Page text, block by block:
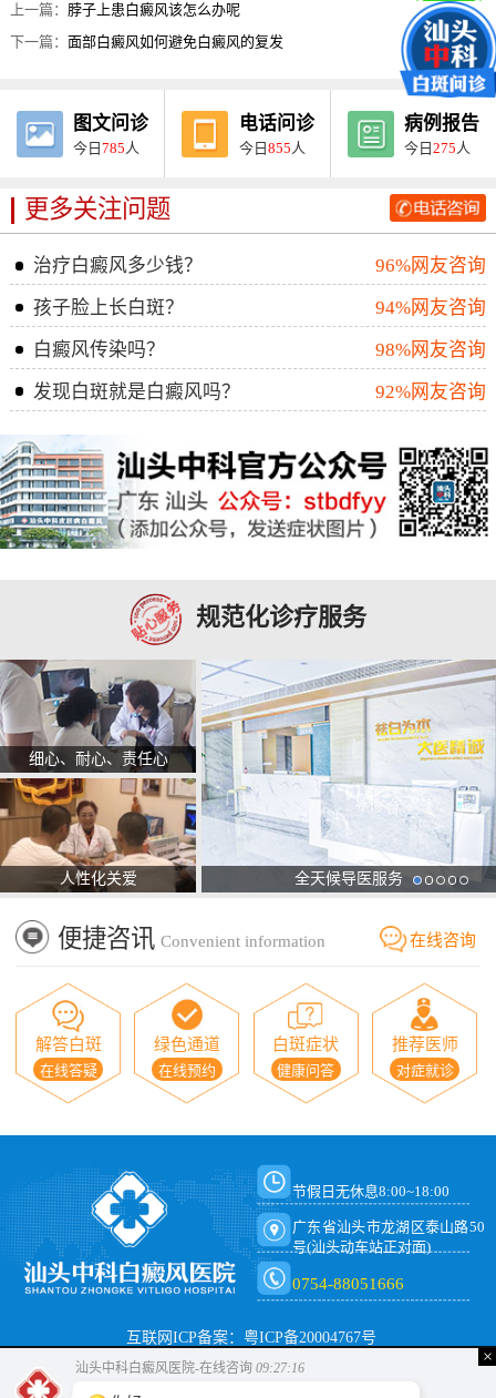
上一篇： 脖子上患白癜风该怎么办呢
下一篇：面部白癜风如何避免白癜风的复发
图文问诊
今日785 人
电话问诊
今日855 人
病例报告
今日275 人
更多关注问题
治疗白癜风多少钱？
96%网友咨询
孩子脸上长白斑？
94%网友咨询
白癜风传染吗？
98%网友咨询
发现白斑就是白癜风吗？
92%网友咨询
规范化诊疗服务
细心、耐心、责任心
人性化关爱 全天候导医服务
便捷咨讯 Convenient information 在线咨询
解答白斑
在线答疑
绿色通道
在线预约
白斑症状
健康问答
推荐医师
对症就诊
节假日无休息8:00~18:00
广东省汕头市龙湖区泰山路50
号(汕头动车站正对面)
0754-88051666
互联网ICP备案：粤ICP备20004767号
×
汕头中科白癜风医院-在线咨询 09:27:16